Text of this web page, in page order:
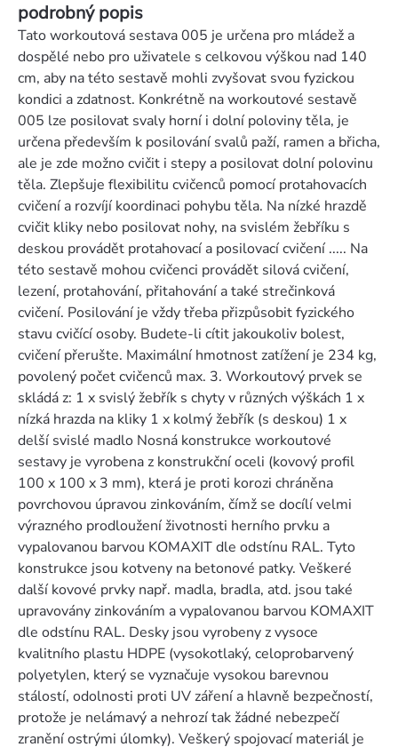
podrobný popis
Tato workoutová sestava 005 je určena pro mládež a
dospělé nebo pro uživatele s celkovou výškou nad 140
cm, aby na této sestavě mohli zvyšovat svou fyzickou
kondici a zdatnost. Konkrétně na workoutové sestavě
005 lze posilovat svaly horní i dolní poloviny těla, je
určena především k posilování svalů paží, ramen a břicha,
ale je zde možno cvičit i stepy a posilovat dolní polovinu
těla. Zlepšuje flexibilitu cvičenců pomocí protahovacích
cvičení a rozvíjí koordinaci pohybu těla. Na nízké hrazdě
cvičit kliky nebo posilovat nohy, na svislém žebříku s
deskou provádět protahovací a posilovací cvičení ..... Na
této sestavě mohou cvičenci provádět silová cvičení,
lezení, protahování, přitahování a také strečinková
cvičení. Posilování je vždy třeba přizpůsobit fyzického
stavu cvičící osoby. Budete-li cítit jakoukoliv bolest,
cvičení přerušte. Maximální hmotnost zatížení je 234 kg,
povolený počet cvičenců max. 3. Workoutový prvek se
skládá z: 1 x svislý žebřík s chyty v různých výškách 1 x
nízká hrazda na kliky 1 x kolmý žebřík (s deskou) 1 x
delší svislé madlo Nosná konstrukce workoutové
sestavy je vyrobena z konstrukční oceli (kovový profil
100 x 100 x 3 mm), která je proti korozi chráněna
povrchovou úpravou zinkováním, čímž se docílí velmi
výrazného prodloužení životnosti herního prvku a
vypalovanou barvou KOMAXIT dle odstínu RAL. Tyto
konstrukce jsou kotveny na betonové patky. Veškeré
další kovové prvky např. madla, bradla, atd. jsou také
upravovány zinkováním a vypalovanou barvou KOMAXIT
dle odstínu RAL. Desky jsou vyrobeny z vysoce
kvalitního plastu HDPE (vysokotlaký, celoprobarvený
polyetylen, který se vyznačuje vysokou barevnou
stálostí, odolnosti proti UV záření a hlavně bezpečností,
protože je nelámavý a nehrozí tak žádné nebezpečí
zranění ostrými úlomky). Veškerý spojovací materiál je